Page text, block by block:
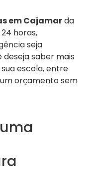
em Cajamarda
horas,
seja
saber mais
escola, entre
orçamento sem